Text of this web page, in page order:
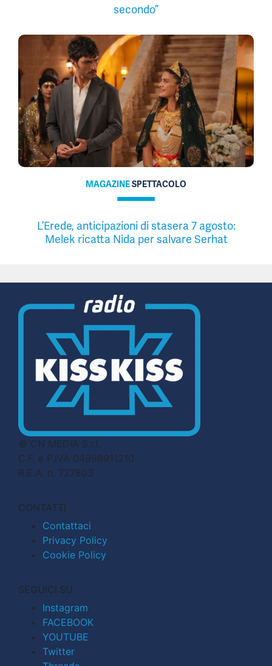
secondo”
MAGAZINESPETTACOLO
L’Erede, anticipazioni di stasera 7 agosto:
Melek ricatta Nida per salvare Serhat
© CN MEDIA S.r.l.
C.F. e P.IVA 04998911210
R.E.A. n. 727803
CONTATTI
Contattaci
Privacy Policy
Cookie Policy
SEGUICI SU
Instagram
FACEBOOK
YOUTUBE
Twitter